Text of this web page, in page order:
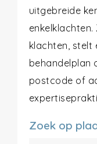
uitgebreide
klachten, stelt
behandelplan
postcode of
Zoek op